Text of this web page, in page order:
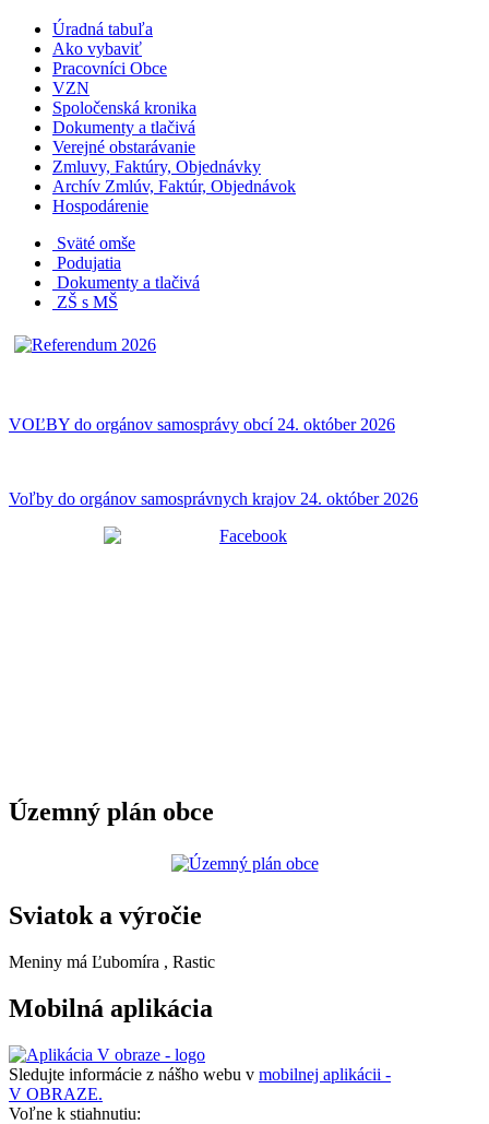
Úradná tabuľa
Ako vybaviť
Pracovníci Obce
VZN
Spoločenská kronika
Dokumenty a tlačivá
Verejné obstarávanie
Zmluvy, Faktúry, Objednávky
Archív Zmlúv, Faktúr, Objednávok
Hospodárenie
Sväté omše
Podujatia
Dokumenty a tlačivá
ZŠ s MŠ
VOĽBY do orgánov samosprávy obcí 24. október 2026
Voľby do orgánov samosprávnych krajov 24. október 2026
Územný plán obce
Sviatok a výročie
Meniny má Ľubomíra , Rastic
Mobilná aplikácia
Sledujte informácie z nášho webu v mobilnej aplikácii -
V OBRAZE.
Voľne k stiahnutiu: